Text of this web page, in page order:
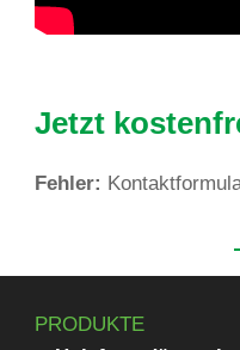
Jetzt
Fehler:
PRODUKTE